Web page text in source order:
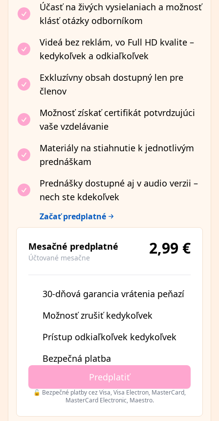
Účasť na živých vysielaniach a možnosť
klásť otázky odborníkom
Videá bez reklám, vo Full HD kvalite –
kedykoľvek a odkiaľkoľvek
Exkluzívny obsah dostupný len pre
členov
Možnosť získať certifikát potvrdzujúci
vaše vzdelávanie
Materiály na stiahnutie k jednotlivým
prednáškam
Prednášky dostupné aj v audio verzii –
nech ste kdekoľvek
Začať predplatné
Mesačné predplatné
Účtované mesačne 2,99 €
30-dňová garancia vrátenia peňazí
Možnosť zrušiť kedykoľvek
Prístup odkiaľkoľvek kedykoľvek
Bezpečná platba
Predplatiť
🔓 Bezpečné platby cez Visa, Visa Electron, MasterCard,
MasterCard Electronic, Maestro.